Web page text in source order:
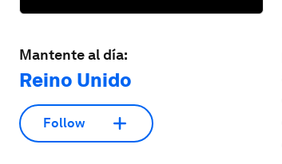
Mantente al día:
Reino Unido
Follow